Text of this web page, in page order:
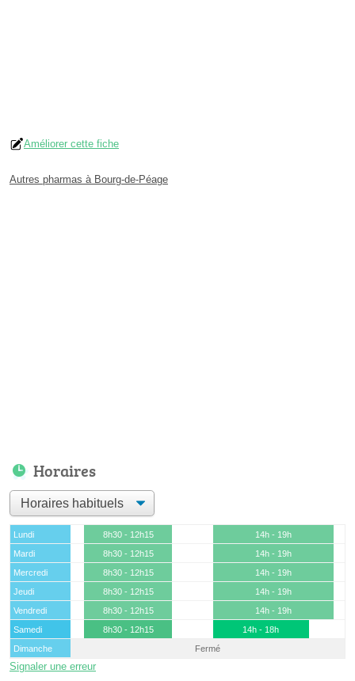
Améliorer cette fiche
Autres pharmas à Bourg-de-Péage
Horaires
Lundi 8h30 - 12h15
14h - 19h
Mardi
8h30 - 12h15
14h - 19h
Mercredi
8h30 - 12h15
14h - 19h
Jeudi
8h30 - 12h15
14h - 19h
Vendredi
8h30 - 12h15
14h - 19h
Samedi
8h30 - 12h15
14h - 18h
Dimanche
Fermé
Signaler une erreur